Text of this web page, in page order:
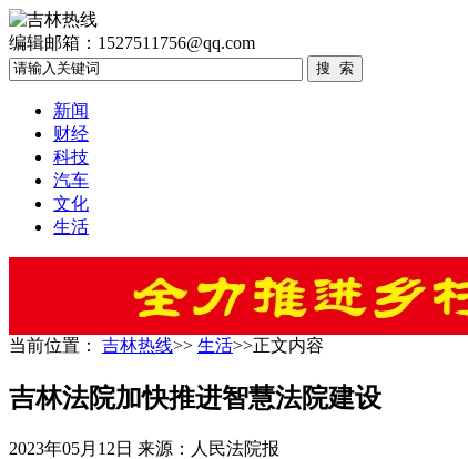
编辑邮箱：1527511756@qq.com
新闻
财经
科技
汽车
文化
生活
当前位置： 吉林热线>> 生活>>正文内容
吉林法院加快推进智慧法院建设
2023年05月12日 来源：人民法院报